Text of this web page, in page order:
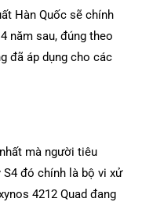
Hàn Quốc sẽ chính
năm sau, đúng theo
đã áp dụng cho các
mà người tiêu
S4 đó chính là bộ vi xử
4212 Quad đang